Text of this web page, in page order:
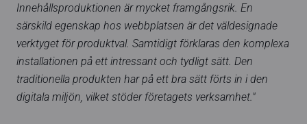
Innehållsproduktionen är mycket framgångsrik. En
särskild egenskap hos webbplatsen är det väldesignade
verktyget för produktval. Samtidigt förklaras den komplexa
installationen på ett intressant och tydligt sätt. Den
traditionella produkten har på ett bra sätt förts in i den
digitala miljön, vilket stöder företagets verksamhet."